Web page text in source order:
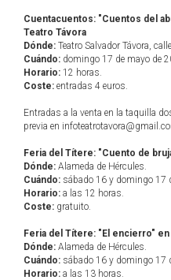
Cuentacuentos: "Cuentos del
Teatro Távora
Dónde: Teatro Salvador Távora,
Cuándo: domingo 17 de mayo de
Horario: 12 horas.
Coste: entradas 4 euros.
Entradas a la venta en la taquilla
previa en
Feria del Títere: "Cuento de
Dónde: Alameda de Hércules.
Cuándo: sábado 16 y domingo 17
Horario: a las 12 horas.
Coste: gratuito.
Feria del Títere: "El encierro" en
Dónde: Alameda de Hércules.
Cuándo: sábado 16 y domingo 17
Horario: a las 13 horas.